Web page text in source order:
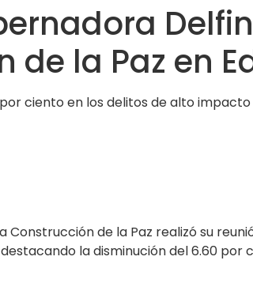
de la Paz en
ciento en los delitos de alto
Construcción de la Paz realizó su
la disminución del 6.60